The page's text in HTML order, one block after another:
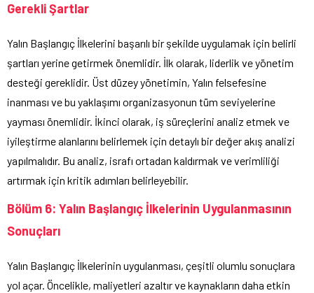
Gerekli Şartlar
Yalın Başlangıç İlkelerini başarılı bir şekilde uygulamak için belirli
şartları yerine getirmek önemlidir. İlk olarak, liderlik ve yönetim
desteği gereklidir. Üst düzey yönetimin, Yalın felsefesine
inanması ve bu yaklaşımı organizasyonun tüm seviyelerine
yayması önemlidir. İkinci olarak, iş süreçlerini analiz etmek ve
iyileştirme alanlarını belirlemek için detaylı bir değer akış analizi
yapılmalıdır. Bu analiz, israfı ortadan kaldırmak ve verimliliği
artırmak için kritik adımları belirleyebilir.
Bölüm 6: Yalın Başlangıç İlkelerinin Uygulanmasının
Sonuçları
Yalın Başlangıç İlkelerinin uygulanması, çeşitli olumlu sonuçlara
yol açar. Öncelikle, maliyetleri azaltır ve kaynakların daha etkin